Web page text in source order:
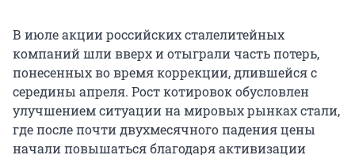
В июле акции российских сталелитейных
компаний шли вверх и отыграли часть потерь,
понесенных во время коррекции, длившейся с
середины апреля. Рост котировок обусловлен
улучшением ситуации на мировых рынках стали,
где после почти двухмесячного падения цены
начали повышаться благодаря активизации